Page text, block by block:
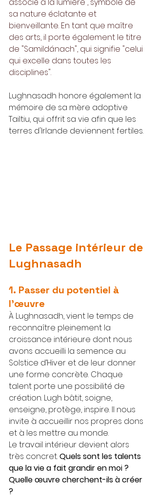
sa nature éclatante et
bienveillante. En tant que maître
des arts, il porte également le titre
de "Samildánach", qui signifie "celui
qui excelle dans toutes les
disciplines".
Lughnasadh honore également la
mémoire de sa mère adoptive
Tailtiu, qui offrit sa vie afin que les
terres d'Irlande deviennent fertiles.
Le Passage intérieur de
Lughnasadh
1. Passer du potentiel à
l'œuvre
À Lughnasadh, vient le temps de
reconnaître pleinement la
croissance intérieure dont nous
avons accueilli la semence au
Solstice d’Hiver et de leur donner
une forme concrète. Chaque
talent porte une possibilité de
création. Lugh bâtit, soigne,
enseigne, protège, inspire. Il nous
invite à accueillir nos propres dons
et à les mettre au monde.
Le travail intérieur devient alors
très concret. Quels sont les talents
que la vie a fait grandir en moi ?
Quelle œuvre cherchent-ils à créer
?